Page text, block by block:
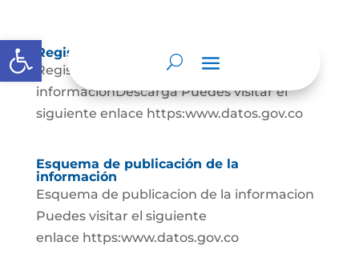
Abrir barra de herramientas
Registros de activos de información.
Registro de activos de
informacionDescarga Puedes visitar el
siguiente enlace https:www.datos.gov.co
Esquema de publicación de la
información
Esquema de publicacion de la informacion
Puedes visitar el siguiente
enlace https:www.datos.gov.co